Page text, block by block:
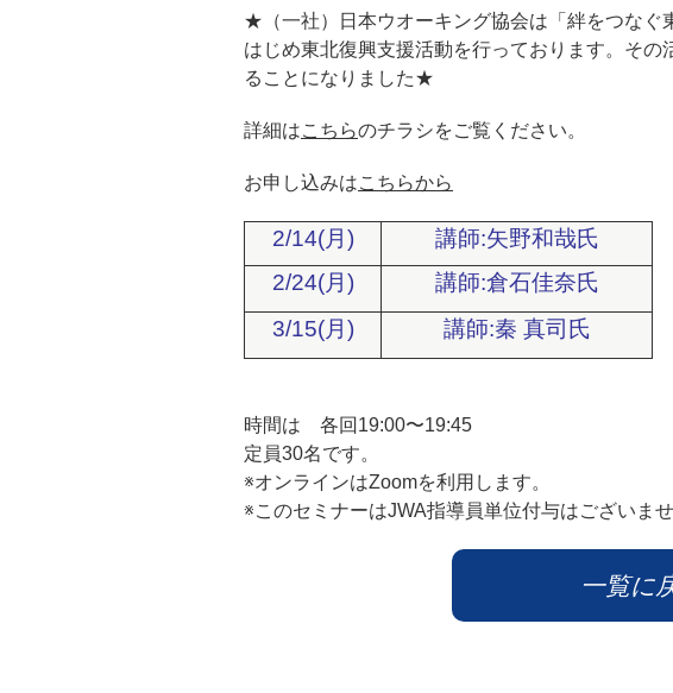
★（一社）日本ウオーキング協会は「絆をつなぐ
はじめ東北復興支援活動を行っております。そ
ることになりました★
詳細はこちらのチラシをご覧ください。
お申し込みはこちらから
2/14(月)
講師:矢野和哉氏
2/24(月)
講師:倉石佳奈氏
3/15(月)
講師:秦 真司氏
時間は 各回19:00〜19:45
定員30名です。
※オンラインはZoomを利用します。
※このセミナーはJWA指導員単位付与はございませ
一覧に